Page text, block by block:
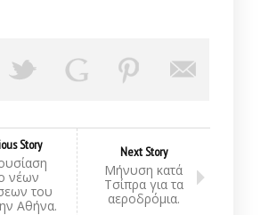
Story
νέων
του
Αθήνα.
Next Story
Μήνυση κατά
Τσίπρα για τα
αεροδρόμια.